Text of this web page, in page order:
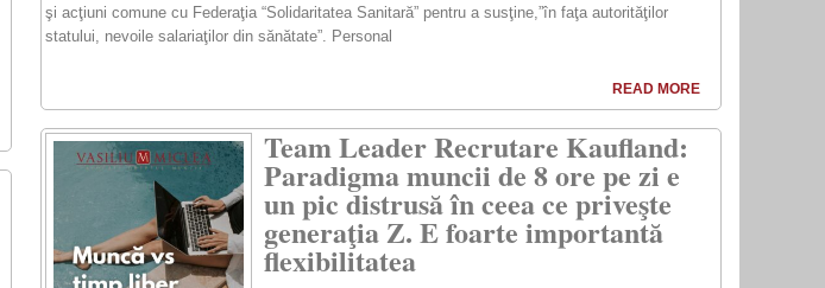
şi acţiuni comune cu Federaţia “Solidaritatea Sanitară” pentru a susţine,”în faţa autorităţilor
statului, nevoile salariaţilor din sănătate”. Personal
READ MORE
Team Leader Recrutare Kaufland:
Paradigma muncii de 8 ore pe zi e
un pic distrusă în ceea ce priveşte
generaţia Z. E foarte importantă
flexibilitatea